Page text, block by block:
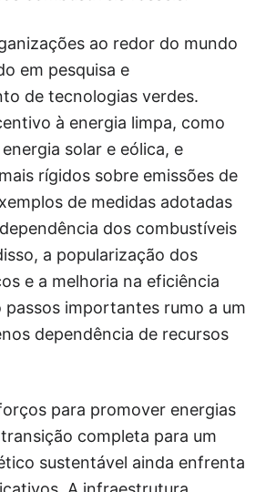
ao redor do mundo
em pesquisa e
de tecnologias verdes.
à energia limpa, como
solar e eólica, e
rígidos sobre emissões de
de medidas adotadas
dos combustíveis
a popularização dos
e a melhoria na eficiência
passos importantes rumo a um
dependência de recursos
para promover energias
completa para um
sustentável ainda enfrenta